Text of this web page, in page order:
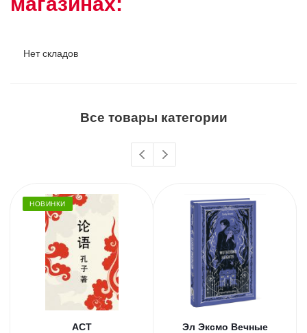
Нет складов
Все товары категории
НОВИНКИ
АСТ
Эл Эксмо Вечные